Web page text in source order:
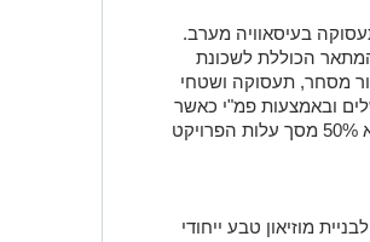
תעסוקה בעיסאוויה מערב.
הכוללת לשכונת
מסחר, תעסוקה ושטחי
ובאמצעות פמ"י כאשר
לבניית מוזיאון טבע ייחודי